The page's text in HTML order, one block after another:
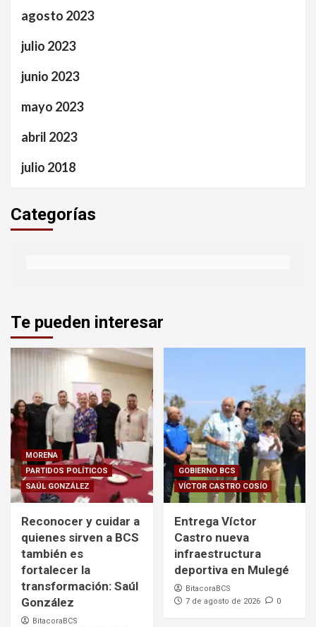
agosto 2023
julio 2023
junio 2023
mayo 2023
abril 2023
julio 2018
Categorías
Te pueden interesar
MORENA
PARTIDOS POLÍTICOS
SAÚL GONZÁLEZ
Reconocer y cuidar a
quienes sirven a BCS
también es
fortalecer la
transformación: Saúl
González
BitacoraBCS
GOBIERNO BCS
VÍCTOR CASTRO COSÍO
Entrega Víctor
Castro nueva
infraestructura
deportiva en Mulegé
BitacoraBCS
7 de agosto de 2026
0